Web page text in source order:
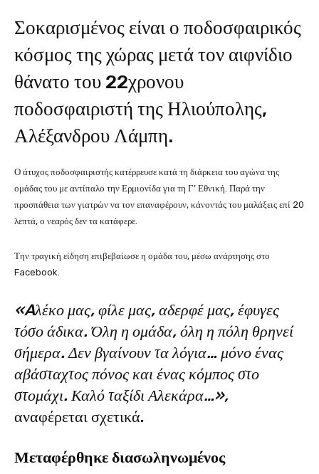
Σοκαρισμένος είναι ο ποδοσφαιρικός
κόσμος της χώρας μετά τον αιφνίδιο
θάνατο του 22χρονου
ποδοσφαιριστή της Ηλιούπολης,
Αλέξανδρου Λάμπη.
Ο άτυχος ποδοσφαιριστής κατέρρευσε κατά τη διάρκεια του αγώνα της
ομάδας του με αντίπαλο την Ερμιονίδα για τη Γ’ Εθνική. Παρά την
προσπάθεια των γιατρών να τον επαναφέρουν, κάνοντάς του μαλάξεις επί 20
λεπτά, ο νεαρός δεν τα κατάφερε.
Την τραγική είδηση επιβεβαίωσε η ομάδα του, μέσω ανάρτησης στο
Facebook.
«Aλέκο μας, φίλε μας, αδερφέ μας, έφυγες
τόσο άδικα. Όλη η ομάδα, όλη η πόλη θρηνεί
σήμερα. Δεν βγαίνουν τα λόγια… μόνο ένας
αβάσταχτος πόνος και ένας κόμπος στο
στομάχι. Καλό ταξίδι Αλεκάρα…»,
αναφέρεται σχετικά.
Μεταφέρθηκε διασωληνωμένος